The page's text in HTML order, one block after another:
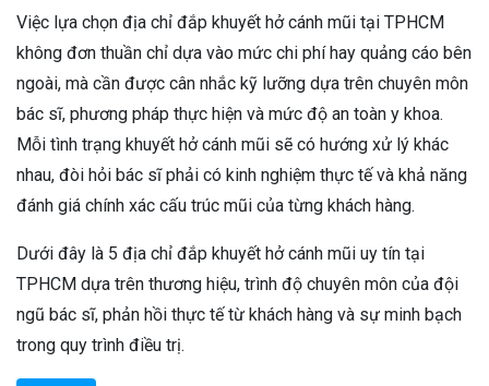
Việc lựa chọn địa chỉ đắp khuyết hở cánh mũi tại TPHCM
không đơn thuần chỉ dựa vào mức chi phí hay quảng cáo bên
ngoài, mà cần được cân nhắc kỹ lưỡng dựa trên chuyên môn
bác sĩ, phương pháp thực hiện và mức độ an toàn y khoa.
Mỗi tình trạng khuyết hở cánh mũi sẽ có hướng xử lý khác
nhau, đòi hỏi bác sĩ phải có kinh nghiệm thực tế và khả năng
đánh giá chính xác cấu trúc mũi của từng khách hàng.
Dưới đây là 5 địa chỉ đắp khuyết hở cánh mũi uy tín tại
TPHCM dựa trên thương hiệu, trình độ chuyên môn của đội
ngũ bác sĩ, phản hồi thực tế từ khách hàng và sự minh bạch
trong quy trình điều trị.